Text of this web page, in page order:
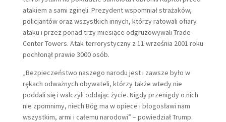
atakiem a sami zginęli. Prezydent wspomniał strażaków,
policjantów oraz wszystkich innych, którzy ratowali ofiary
ataku i przez ponad trzy miesiące odgruzowywali Trade
Center Towers. Atak terrorystyczny z 11 września 2001 roku
pochłonął prawie 3000 osób.
„Bezpieczeństwo naszego narodu jest i zawsze było w
rękach odważnych obywateli, którzy także wtedy nie
poddali się i walczyli oddając życie. Nigdy przenigdy o nich
nie zpomnimy, niech Bóg ma w opiece i błogosławi nam
wszystkim, armi i całemu narodowi” – powiedział Trump.